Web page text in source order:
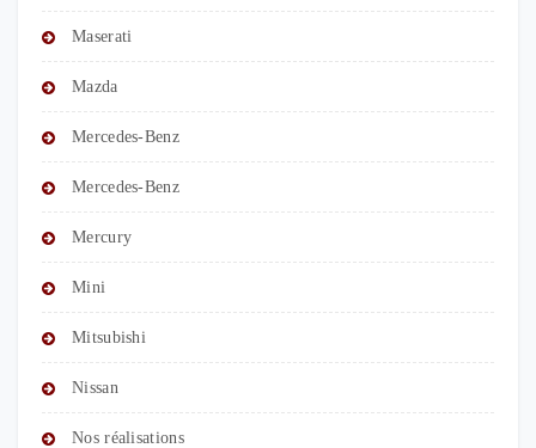
Maserati
Mazda
Mercedes-Benz
Mercedes-Benz
Mercury
Mini
Mitsubishi
Nissan
Nos réalisations